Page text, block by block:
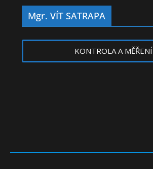
Mgr. VÍT SATRAPA
KONTROLA A MĚŘENÍ